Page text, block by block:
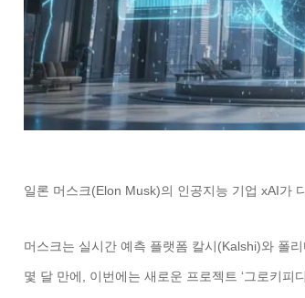
일론 머스크(Elon Musk)의 인공지능 기업 xAI가
머스크는 실시간 예측 플랫폼 칼시(Kalshi)와 폴
몇 달 만에, 이번에는 새로운 프로젝트 ‘그로키피